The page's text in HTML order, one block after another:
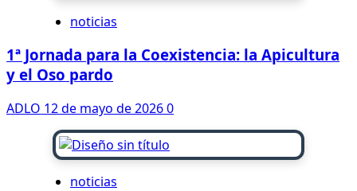
noticias
1ª Jornada para la Coexistencia: la Apicultura
y el Oso pardo
ADLO 12 de mayo de 20260
noticias